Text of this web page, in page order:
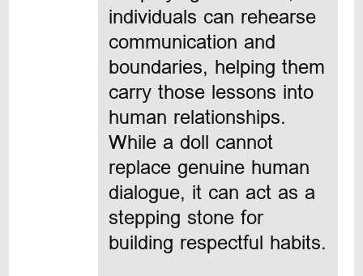
individuals can rehearse
communication and
boundaries, helping them
carry those lessons into
human relationships.
While a doll cannot
replace genuine human
dialogue, it can act as a
stepping stone for
building respectful habits.